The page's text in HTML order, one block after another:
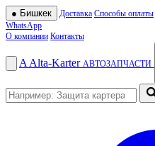
● Бишкек Доставка Способы оплаты
WhatsApp
О компании Контакты
A Alta-Karter АВТОЗАПЧАСТИ